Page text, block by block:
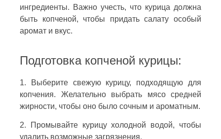
ингредиенты. Важно учесть, что курица должна
быть копченой, чтобы придать салату особый
аромат и вкус.
Подготовка копченой курицы:
1. Выберите свежую курицу, подходящую для
копчения. Желательно выбрать мясо средней
жирности, чтобы оно было сочным и ароматным.
2. Промывайте курицу холодной водой, чтобы
удалить возможные загрязнения.